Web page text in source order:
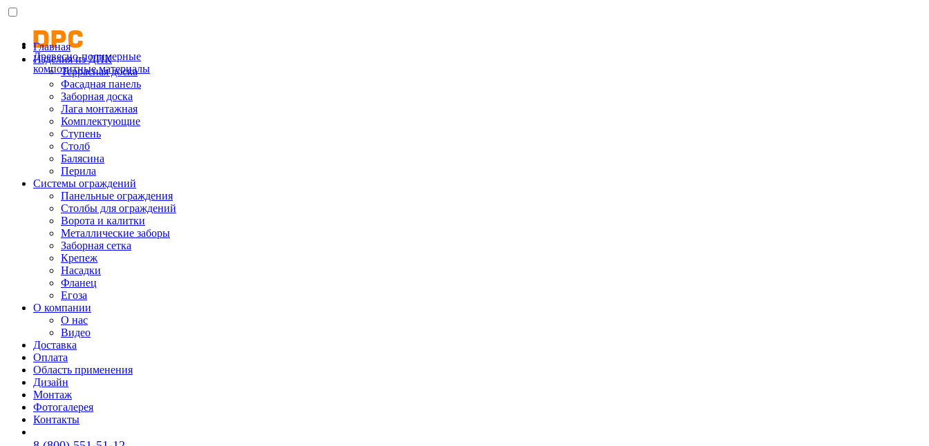
Древесно-полимерные
композитные материалы
Главная
Изделия из ДПК
Террасная доска
Фасадная панель
Заборная доска
Лага монтажная
Комплектующие
Ступень
Столб
Балясина
Перила
Системы ограждений
Панельные ограждения
Столбы для ограждений
Ворота и калитки
Металлические заборы
Заборная сетка
Крепеж
Насадки
Фланец
Егоза
О компании
О нас
Видео
Доставка
Оплата
Область применения
Дизайн
Монтаж
Фотогалерея
Контакты